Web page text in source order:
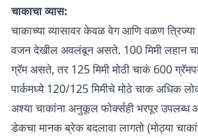
चाकाचा व्यास:
चाकाच्या व्यासावर केवळ वेग आणि वळण
वजन देखील अवलंबून असते. 100 मिमी लहान
ग्रॅम असते, तर 125 मिमी मोठी चाकं 600
पार्कमध्ये 120/125 मिमीचे मोठे चाक अधिक
अश्या चाकांना अनुकूल फोर्क्सही भरपूर
डेकचा मानक ब्रेक बदलावा लागतो (मोठ्या